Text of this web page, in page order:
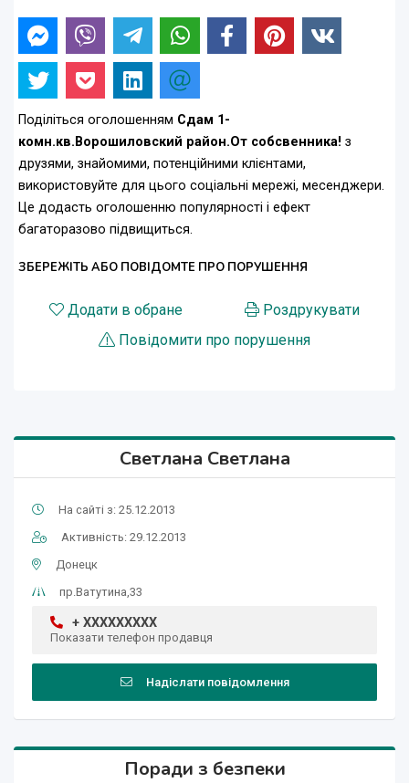
Поділіться оголошенням Сдам 1-
комн.кв.Ворошиловский район.От собсвенника! з
друзями, знайомими, потенційними клієнтами,
використовуйте для цього соціальні мережі, месенджери.
Це додасть оголошенню популярності і ефект
багаторазово підвищиться.
ЗБЕРЕЖІТЬ АБО ПОВІДОМТЕ ПРО ПОРУШЕННЯ
Додати в обране
Роздрукувати
Повідомити про порушення
Светлана Светлана
На сайті з: 25.12.2013
Активність: 29.12.2013
Донецк
пр.Ватутина,33
+ XXXXXXXXX
Показати телефон продавця
Надіслати повідомлення
Поради з безпеки